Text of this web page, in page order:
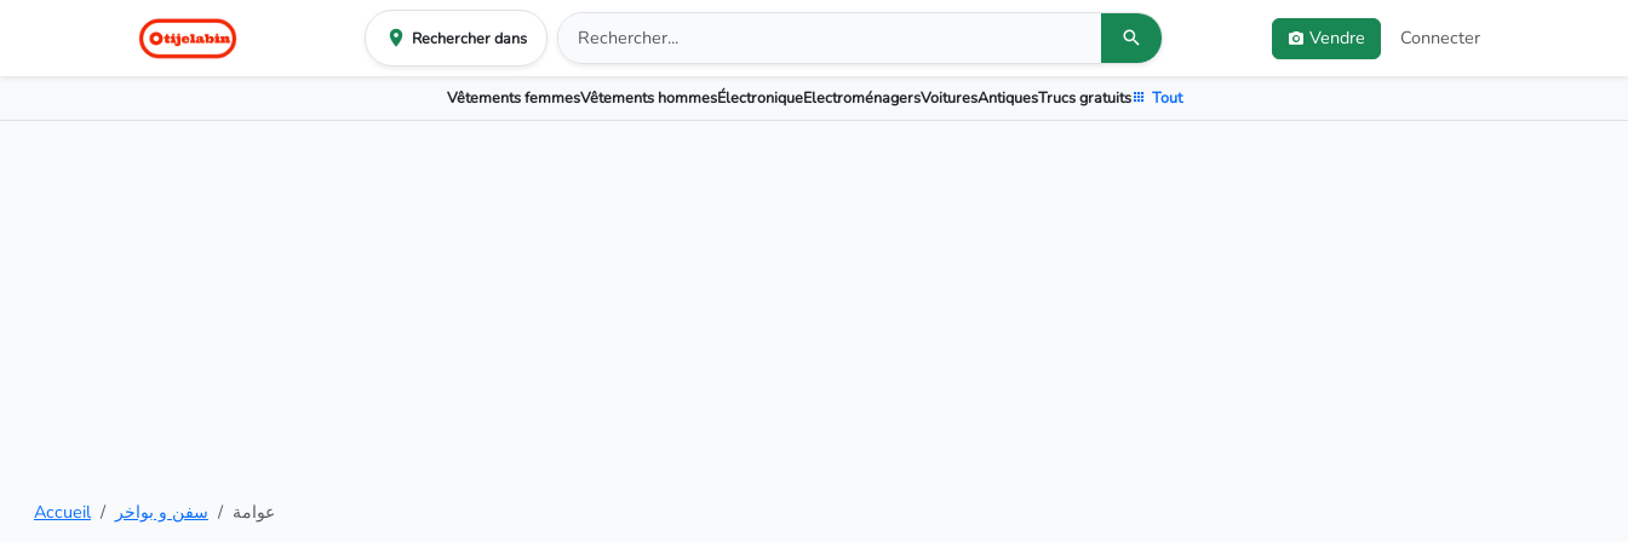
Rechercher dans Vendre Connecter
Vêtements femmesVêtements hommesÉlectroniqueElectroménagersVoituresAntiquesTrucs gratuits Tout
Accueil سفن و بواخر عوامة